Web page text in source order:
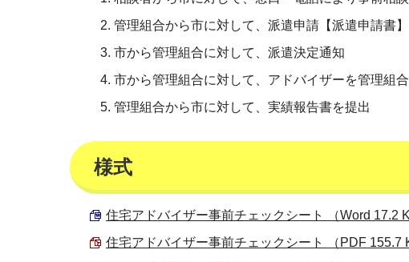
管理組合から市に対して、派遣申請【派遣申請書】
市から管理組合に対して、派遣決定通知
市から管理組合に対して、アドバイザーを管理組
管理組合から市に対して、実績報告書を提出
様式
住宅アドバイザー事前チェックシート （Word 17.2
住宅アドバイザー事前チェックシート （PDF 155.7